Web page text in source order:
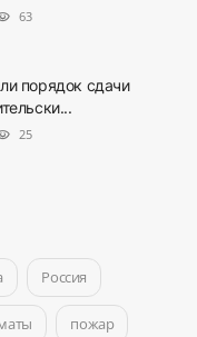
63
порядок сдачи
25
Россия
пожар